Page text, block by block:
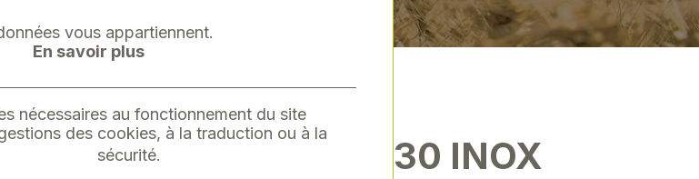
DIVERS - SA530 INOX
vous appartiennent.
En savoir plus
nécessaires au fonctionnement du site
des cookies, à la traduction ou à la
sécurité.